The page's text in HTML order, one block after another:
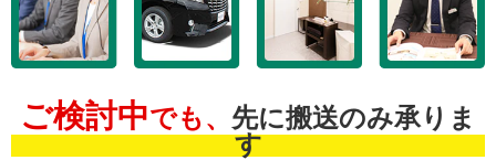
ご検討中でも、 先に搬送のみ承りま
す